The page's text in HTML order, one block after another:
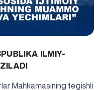
ILMIY-
Mahkamasining tegishli